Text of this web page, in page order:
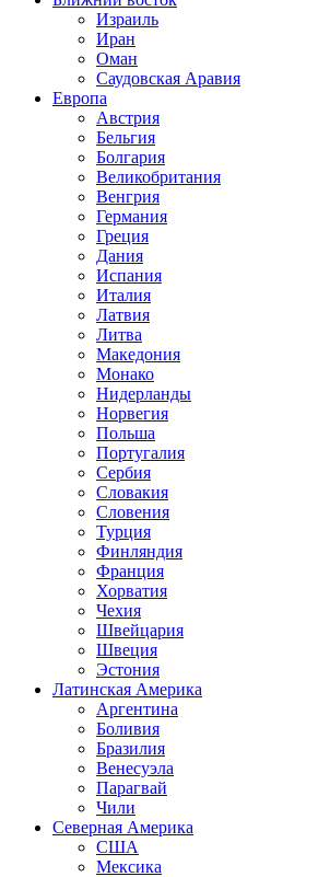
Израиль
Иран
Оман
Саудовская Аравия
Европа
Австрия
Бельгия
Болгария
Великобритания
Венгрия
Германия
Греция
Дания
Испания
Италия
Латвия
Литва
Македония
Монако
Нидерланды
Норвегия
Польша
Португалия
Сербия
Словакия
Словения
Турция
Финляндия
Франция
Хорватия
Чехия
Швейцария
Швеция
Эстония
Латинская Америка
Аргентина
Боливия
Бразилия
Венесуэла
Парагвай
Чили
Северная Америка
США
Мексика